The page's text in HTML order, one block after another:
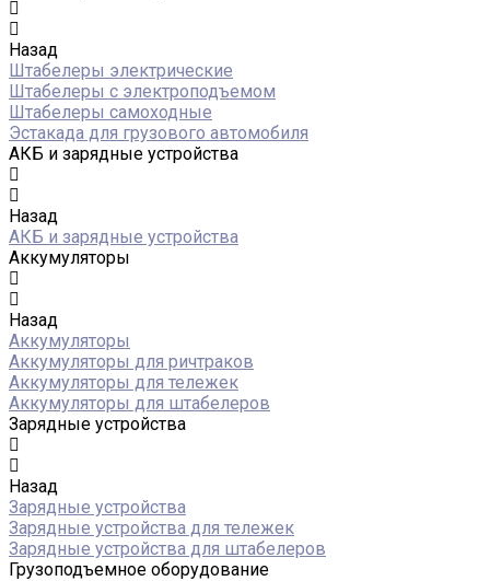
Назад
Штабелеры электрические
Штабелеры с электроподъемом
Штабелеры самоходные
Эстакада для грузового автомобиля
АКБ и зарядные устройства
Назад
АКБ и зарядные устройства
Аккумуляторы
Назад
Аккумуляторы
Аккумуляторы для ричтраков
Аккумуляторы для тележек
Аккумуляторы для штабелеров
Зарядные устройства
Назад
Зарядные устройства
Зарядные устройства для тележек
Зарядные устройства для штабелеров
Грузоподъемное оборудование